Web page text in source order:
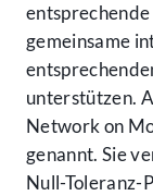
gemeinsame
unterstützen.
Network on
genannt. Sie
Null-Toleranz-